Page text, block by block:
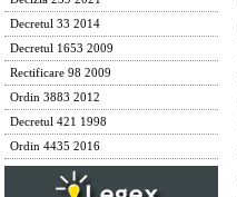
Decretul 33 2014
Decretul 1653 2009
Rectificare 98 2009
Ordin 3883 2012
Decretul 421 1998
Ordin 4435 2016